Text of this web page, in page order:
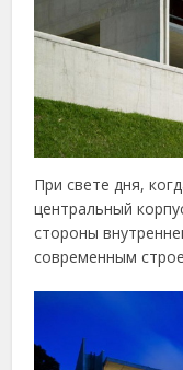
При свете дня,
центральный
стороны
современным